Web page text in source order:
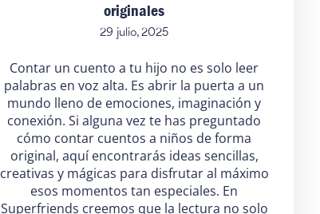
originales
29 julio, 2025
Contar un cuento a tu hijo no es solo leer
palabras en voz alta. Es abrir la puerta a un
mundo lleno de emociones, imaginación y
conexión. Si alguna vez te has preguntado
cómo contar cuentos a niños de forma
original, aquí encontrarás ideas sencillas,
creativas y mágicas para disfrutar al máximo
esos momentos tan especiales. En
Superfriends creemos que la lectura no solo